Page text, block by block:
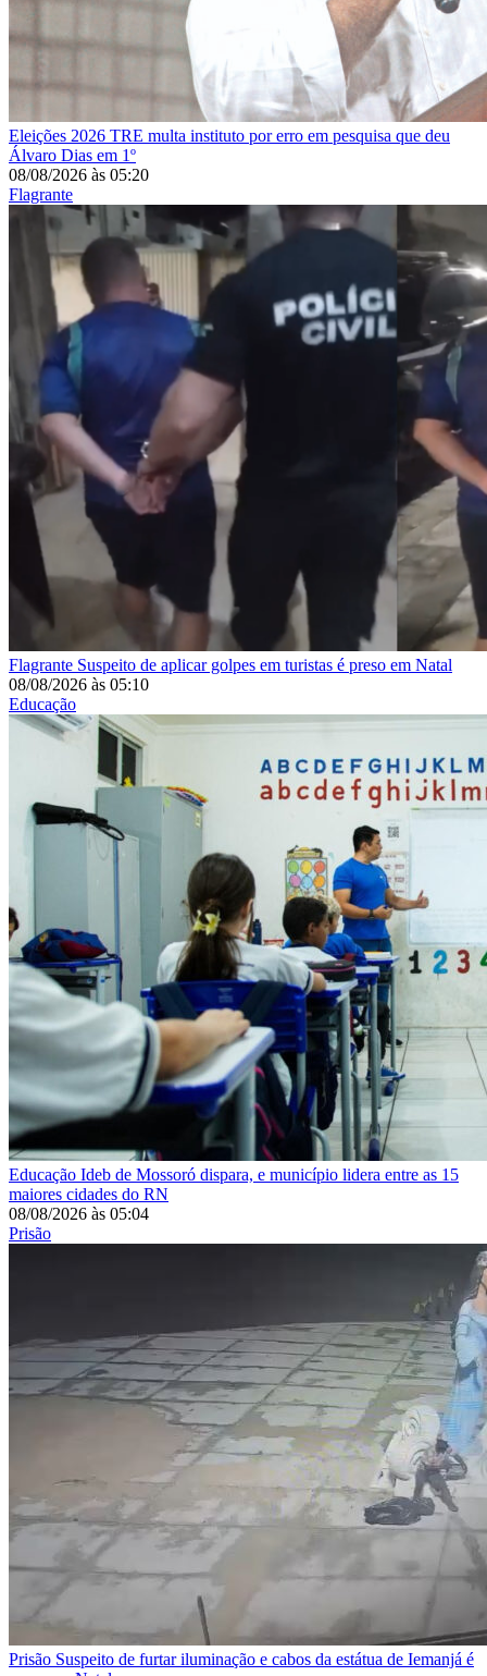
Eleições 2026 TRE multa instituto por erro em pesquisa que deu
Álvaro Dias em 1º
08/08/2026 às 05:20
Flagrante
Flagrante Suspeito de aplicar golpes em turistas é preso em Natal
08/08/2026 às 05:10
Educação
Educação Ideb de Mossoró dispara, e município lidera entre as 15
maiores cidades do RN
08/08/2026 às 05:04
Prisão
Prisão Suspeito de furtar iluminação e cabos da estátua de Iemanjá é